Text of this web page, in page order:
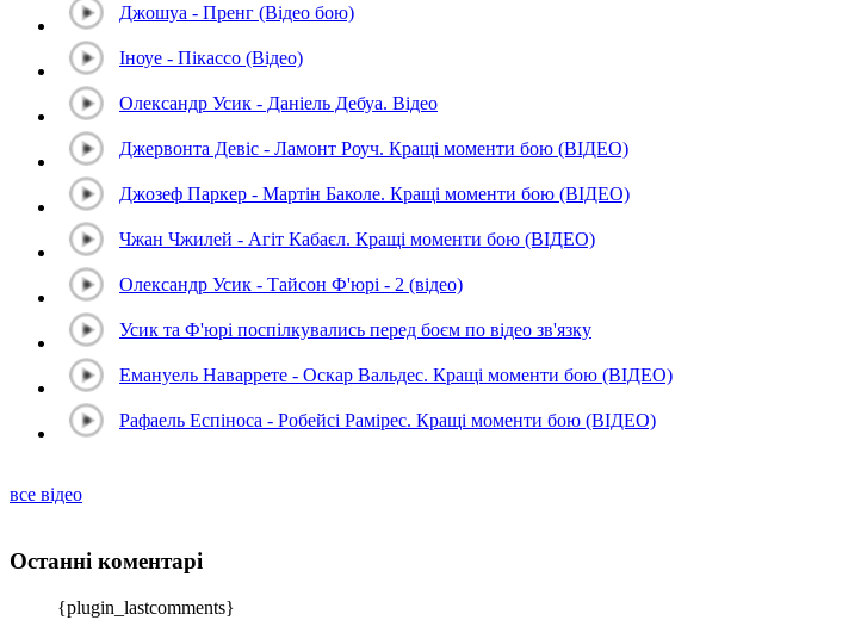
Джошуа - Пренг (Відео бою)
Іноуе - Пікассо (Відео)
Олександр Усик - Даніель Дебуа. Відео
Джервонта Девіс - Ламонт Роуч. Кращі моменти бою (ВІДЕО)
Джозеф Паркер - Мартін Баколе. Кращі моменти бою (ВІДЕО)
Чжан Чжилей - Агіт Кабаєл. Кращі моменти бою (ВІДЕО)
Олександр Усик - Тайсон Ф'юрі - 2 (відео)
Усик та Ф'юрі поспілкувались перед боєм по відео зв'язку
Емануель Наваррете - Оскар Вальдес. Кращі моменти бою (ВІДЕО)
Рафаель Еспіноса - Робейсі Рамірес. Кращі моменти бою (ВІДЕО)
все відео
Останні коментарі
{plugin_lastcomments}